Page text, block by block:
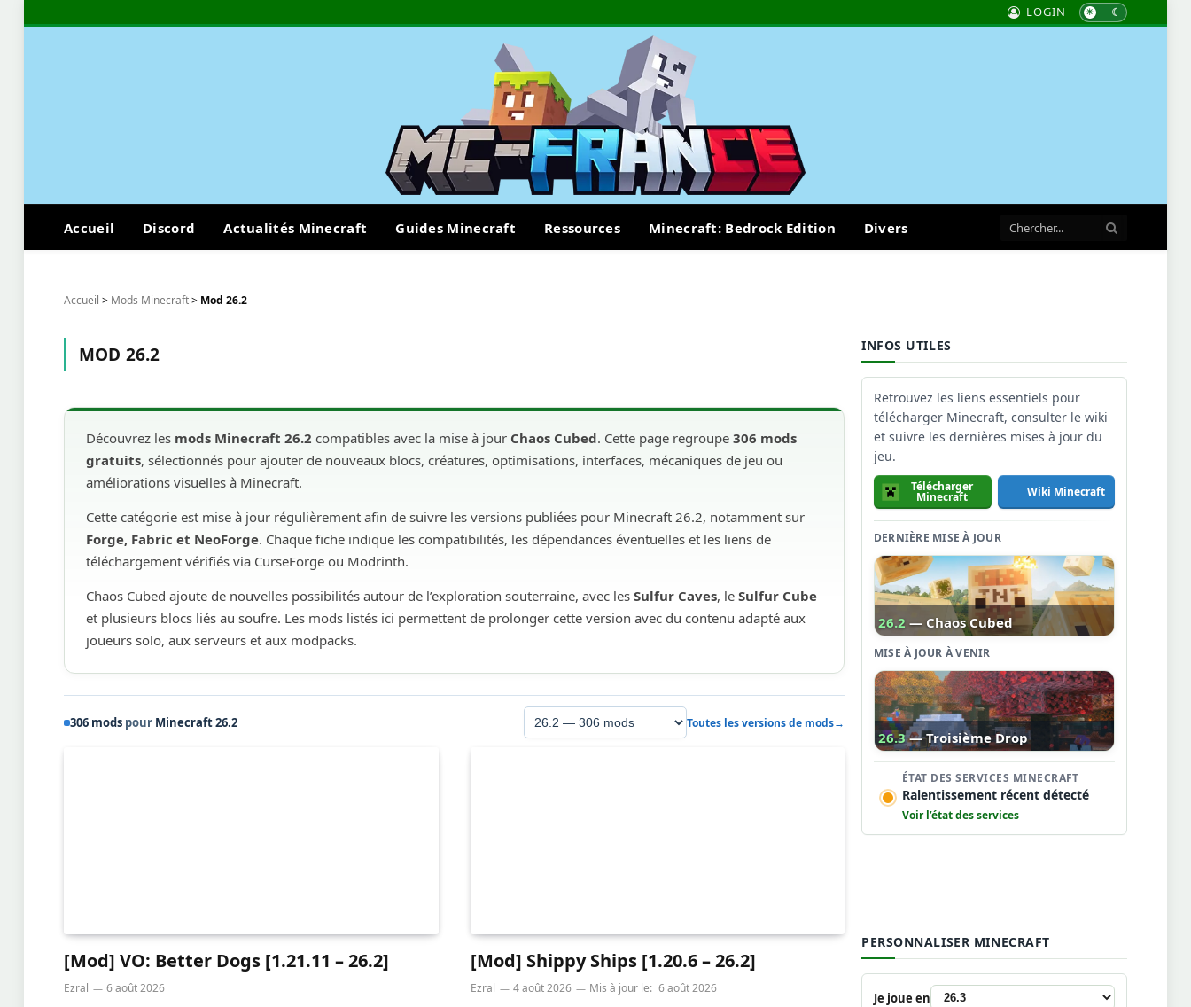
LOGIN
Accueil Discord Actualités Minecraft Guides Minecraft Ressources Minecraft: Bedrock Edition Divers
Accueil > Mods Minecraft> Mod 26.2
MOD 26.2
Découvrez les mods Minecraft 26.2 compatibles avec la mise à jour Chaos Cubed. Cette page regroupe 306 mods
gratuits, sélectionnés pour ajouter de nouveaux blocs, créatures, optimisations, interfaces, mécaniques de jeu ou
améliorations visuelles à Minecraft.
Cette catégorie est mise à jour régulièrement afin de suivre les versions publiées pour Minecraft 26.2, notamment sur
Forge, Fabric et NeoForge. Chaque fiche indique les compatibilités, les dépendances éventuelles et les liens de
téléchargement vérifiés via CurseForge ou Modrinth.
Chaos Cubed ajoute de nouvelles possibilités autour de l’exploration souterraine, avec les Sulfur Caves, le Sulfur Cube
et plusieurs blocs liés au soufre. Les mods listés ici permettent de prolonger cette version avec du contenu adapté aux
joueurs solo, aux serveurs et aux modpacks.
306 mods pour Minecraft 26.2 Toutes les versions de mods→
[Mod] VO: Better Dogs [1.21.11 – 26.2]
Ezral 6 août 2026
[Mod] Shippy Ships [1.20.6 – 26.2]
Ezral 4 août 2026 Mis à jour le: 6 août 2026
INFOS UTILES
Retrouvez les liens essentiels pour
télécharger Minecraft, consulter le wiki
et suivre les dernières mises à jour du
jeu.
Télécharger
Minecraft Wiki Minecraft
DERNIÈRE MISE À JOUR
26.2 — Chaos Cubed
MISE À JOUR À VENIR
26.3 — Troisième Drop
ÉTAT DES SERVICES MINECRAFT
Ralentissement récent détecté
Voir l’état des services
PERSONNALISER MINECRAFT
Je joue en